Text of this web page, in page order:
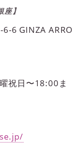
6 GINZA ARRO
祝日〜18:00ま
座】